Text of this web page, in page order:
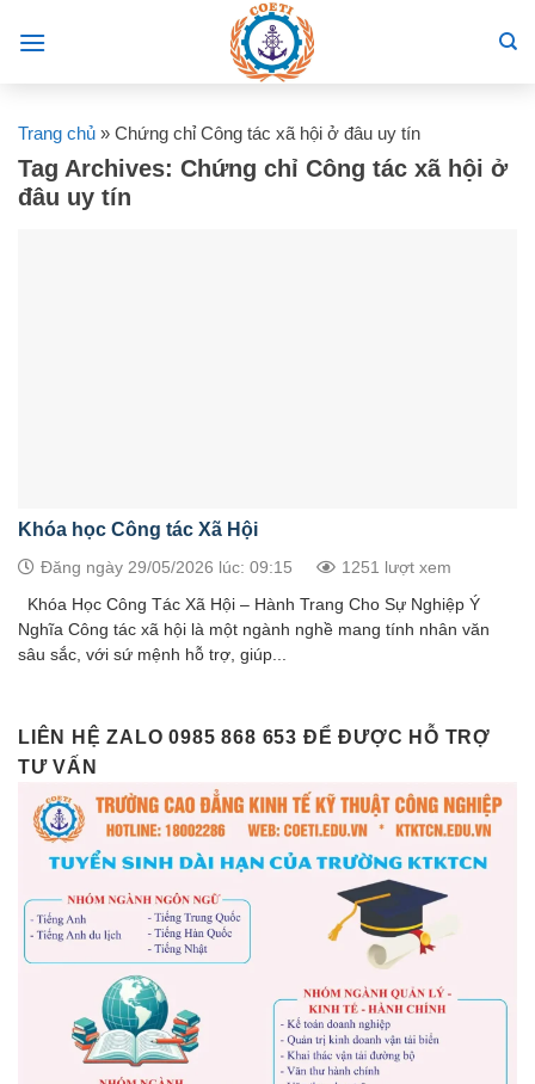
Trang chủ » Chứng chỉ Công tác xã hội ở đâu uy tín
Tag Archives: Chứng chỉ Công tác xã hội ở
đâu uy tín
Khóa học Công tác Xã Hội
Đăng ngày 29/05/2026 lúc: 09:15 1251 lượt xem
Khóa Học Công Tác Xã Hội – Hành Trang Cho Sự Nghiệp Ý
Nghĩa Công tác xã hội là một ngành nghề mang tính nhân văn
sâu sắc, với sứ mệnh hỗ trợ, giúp...
LIÊN HỆ ZALO 0985 868 653 ĐỂ ĐƯỢC HỖ TRỢ
TƯ VẤN